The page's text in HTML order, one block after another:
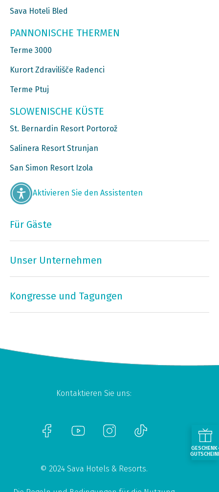
Sava Hoteli Bled
PANNONISCHE THERMEN
Terme 3000
Kurort Zdravilišče Radenci
Terme Ptuj
SLOWENISCHE KÜSTE
St. Bernardin Resort Portorož
Salinera Resort Strunjan
San Simon Resort Izola
Aktivieren Sie den Assistenten
Für Gäste
Unser Unternehmen
Kongresse und Tagungen
Kontaktieren Sie uns:
© 2024 Sava Hotels & Resorts.